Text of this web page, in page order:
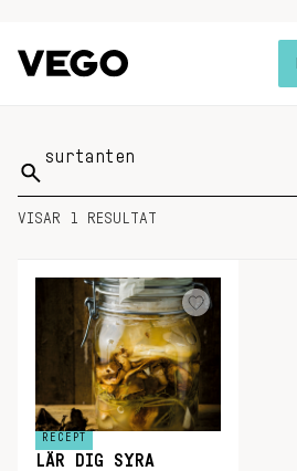
Sök
på:
VISAR 1 RESULTAT
RECEPT
LÄR DIG SYRA